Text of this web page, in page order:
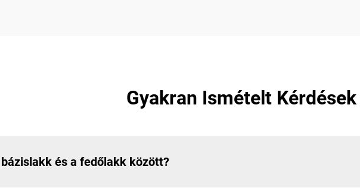
Gyakran Ismételt Kérdések
és a fedőlakk között?